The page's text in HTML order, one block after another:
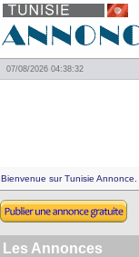
07/08/2026 04:38:32
Bienvenue sur Tunisie Annonce.
Les Annonces